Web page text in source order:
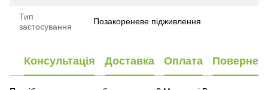
Тип
застосування
Позакореневе підживлення
Консультація Доставка Оплата